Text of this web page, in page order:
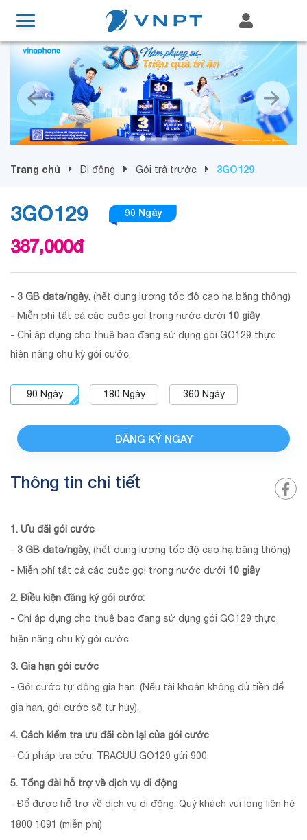
Trang chủ Di động Gói trả trước 3GO129
3GO129 90 Ngày
387,000đ
- 3 GB data/ngày, (hết dung lượng tốc độ cao hạ băng thông)
- Miễn phí tất cả các cuộc gọi trong nước dưới 10 giây
- Chỉ áp dụng cho thuê bao đang sử dụng gói GO129 thực
hiện nâng chu kỳ gói cước.
90 Ngày 180 Ngày 360 Ngày
ĐĂNG KÝ NGAY
Thông tin chi tiết
1. Ưu đãi gói cước
- 3 GB data/ngày, (hết dung lượng tốc độ cao hạ băng thông)
- Miễn phí tất cả các cuộc gọi trong nước dưới 10 giây
2. Điều kiện đăng ký gói cước:
- Chỉ áp dụng cho thuê bao đang sử dụng gói GO129 thực
hiện nâng chu kỳ gói cước.
3. Gia hạn gói cước
- Gói cước tự động gia hạn. (Nếu tài khoản không đủ tiền để
gia hạn, gói cước sẽ tự hủy).
4. Cách kiểm tra ưu đãi còn lại của gói cước
- Cú pháp tra cứu: TRACUU GO129 gửi 900.
5. Tổng đài hỗ trợ về dịch vụ di động
- Để được hỗ trợ về dịch vụ di động, Quý khách vui lòng liên hệ
1800 1091 (miễn phí)